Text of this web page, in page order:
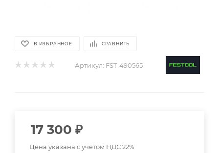
В ИЗБРАННОЕ СРАВНИТЬ
Артикул: FST-490565
17 300 ₽
Цена указана с учетом НДС 22%